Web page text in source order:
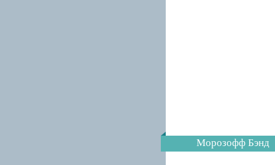
Морозофф Бэнд